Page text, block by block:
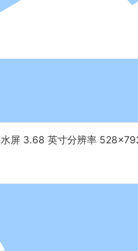
屏 3.68 英寸分辨率